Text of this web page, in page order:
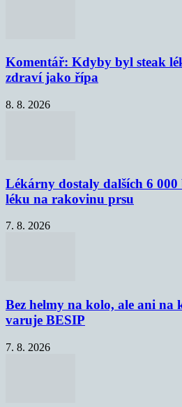
Komentář: Kdyby byl steak
zdraví jako řípa
8. 8. 2026
Lékárny dostaly dalších 6
léku na rakovinu prsu
7. 8. 2026
Bez helmy na kolo, ale ani na
varuje BESIP
7. 8. 2026